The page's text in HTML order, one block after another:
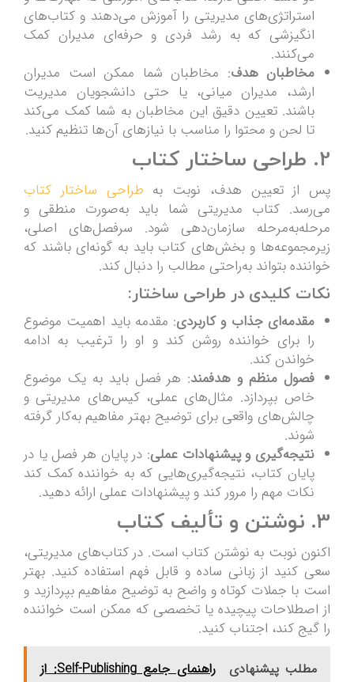
استراتژی‌های مدیریتی را آموزش می‌دهند و کتاب‌های
انگیزشی که به رشد فردی و حرفه‌ای مدیران کمک
می‌کنند.
مخاطبان هدف: مخاطبان شما ممکن است مدیران
ارشد، مدیران میانی، یا حتی دانشجویان مدیریت
باشند. تعیین دقیق این مخاطبان به شما کمک می‌کند
تا لحن و محتوا را مناسب با نیازهای آن‌ها تنظیم کنید.
2. طراحی ساختار کتاب
پس از تعیین هدف، نوبت به طراحی ساختار کتاب
می‌رسد. کتاب مدیریتی شما باید به‌صورت منطقی و
مرحله‌به‌مرحله سازمان‌دهی شود. سرفصل‌های اصلی،
زیرمجموعه‌ها و بخش‌های کتاب باید به گونه‌ای باشند که
خواننده بتواند به‌راحتی مطالب را دنبال کند.
نکات کلیدی در طراحی ساختار:
مقدمه‌ای جذاب و کاربردی: مقدمه باید اهمیت موضوع
را برای خواننده روشن کند و او را ترغیب به ادامه
خواندن کند.
فصول منظم و هدفمند: هر فصل باید به یک موضوع
خاص بپردازد. مثال‌های عملی، کیس‌های مدیریتی و
چالش‌های واقعی برای توضیح بهتر مفاهیم به‌کار گرفته
شوند.
نتیجه‌گیری و پیشنهادات عملی: در پایان هر فصل یا در
پایان کتاب، نتیجه‌گیری‌هایی که به خواننده کمک کند
نکات مهم را مرور کند و پیشنهادات عملی ارائه دهید.
3. نوشتن و تألیف کتاب
اکنون نوبت به نوشتن کتاب است. در کتاب‌های مدیریتی،
سعی کنید از زبانی ساده و قابل فهم استفاده کنید. بهتر
است با جملات کوتاه و واضح به توضیح مفاهیم بپردازید و
از اصطلاحات پیچیده یا تخصصی که ممکن است خواننده
را گیج کند، اجتناب کنید.
مطلب پیشنهادی
راهنمای جامع Self-Publishing: از